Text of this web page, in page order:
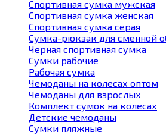
Спортивная сумка мужская
Спортивная сумка женская
Спортивная сумка серая
Сумка-рюкзак для сменной
Черная спортивная сумка
Сумки рабочие
Рабочая сумка
Чемоданы на колесах оптом
Чемоданы для взрослых
Комплект сумок на колесах
Детские чемоданы
Сумки пляжные